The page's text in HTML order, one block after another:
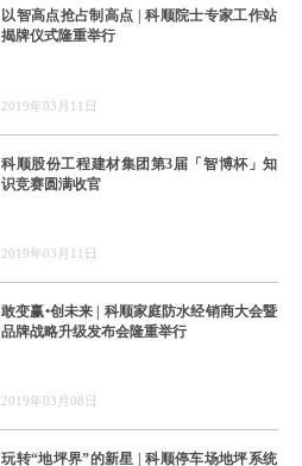
以智高点抢占制高点 | 科顺院士专家工作站
揭牌仪式隆重举行
2019年03月11日
科顺股份工程建材集团第3届「智博杯」知
识竞赛圆满收官
2019年03月11日
敢变赢•创未来 | 科顺家庭防水经销商大会暨
品牌战略升级发布会隆重举行
2019年03月08日
玩转“地坪界”的新星 | 科顺停车场地坪系统